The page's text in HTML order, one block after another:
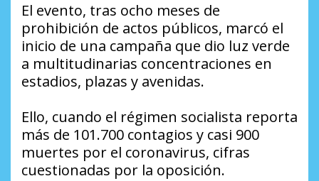
El evento, tras ocho meses de
prohibición de actos públicos, marcó el
inicio de una campaña que dio luz verde
a multitudinarias concentraciones en
estadios, plazas y avenidas.
Ello, cuando el régimen socialista reporta
más de 101.700 contagios y casi 900
muertes por el coronavirus, cifras
cuestionadas por la oposición.